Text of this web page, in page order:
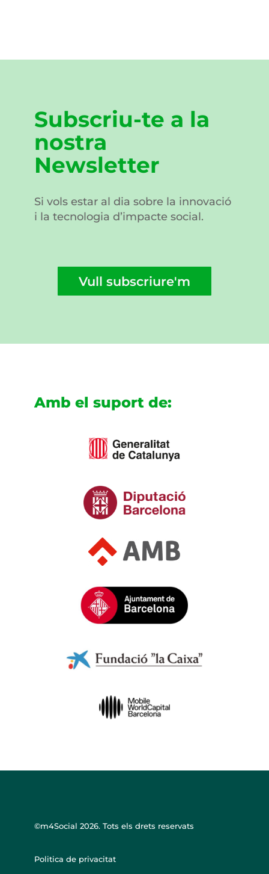
Subscriu-te a la
nostra
Newsletter
Si vols estar al dia sobre la innovació
i la tecnologia d’impacte social.
Vull subscriure'm
Amb el suport de:
©m4Social 2026. Tots els drets reservats
Politica de privacitat